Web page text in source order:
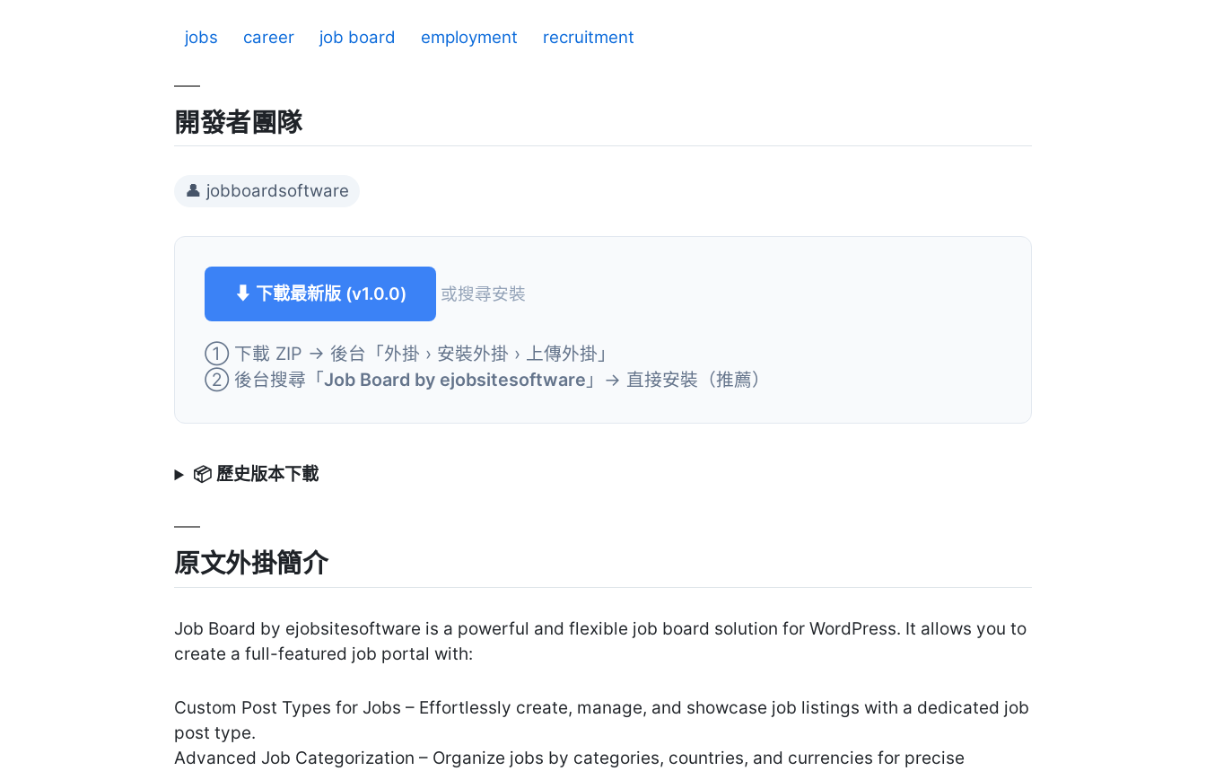
jobs career job board employment recruitment
開發者團隊
👤 jobboardsoftware
⬇ 下載最新版 (v1.0.0) 或搜尋安裝
① 下載 ZIP → 後台「外掛 › 安裝外掛 › 上傳外掛」
② 後台搜尋「Job Board by ejobsitesoftware 」→ 直接安裝（推薦）
📦 歷史版本下載
原文外掛簡介
Job Board by ejobsitesoftware is a powerful and flexible job board solution for WordPress. It allows you to
create a full-featured job portal with:
Custom Post Types for Jobs – Effortlessly create, manage, and showcase job listings with a dedicated job
post type.
Advanced Job Categorization – Organize jobs by categories, countries, and currencies for precise